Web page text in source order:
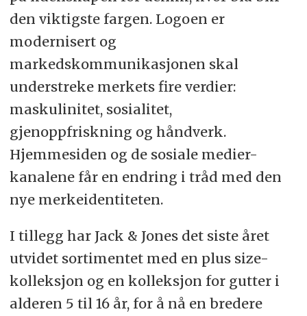
den viktigste fargen. Logoen er
modernisert og
markedskommunikasjonen skal
understreke merkets fire verdier:
maskulinitet, sosialitet,
gjenoppfriskning og håndverk.
Hjemmesiden og de sosiale medier-
kanalene får en endring i tråd med den
nye merkeidentiteten.
I tillegg har Jack & Jones det siste året
utvidet sortimentet med en plus size-
kolleksjon og en kolleksjon for gutter i
alderen 5 til 16 år, for å nå en bredere